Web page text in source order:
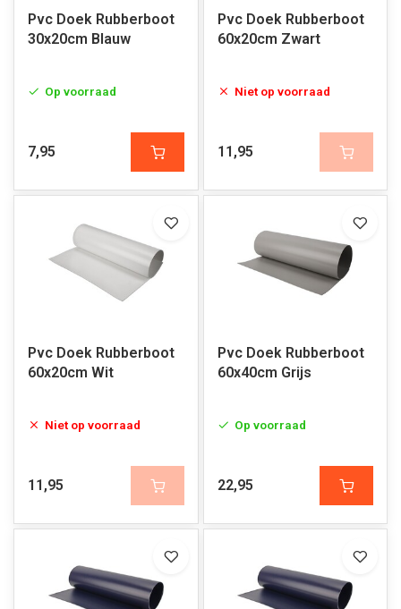
Pvc Doek Rubberboot
30x20cm Blauw
Op voorraad
7,95
Pvc Doek Rubberboot
60x20cm Zwart
Niet op voorraad
11,95
Pvc Doek Rubberboot
60x20cm Wit
Niet op voorraad
11,95
Pvc Doek Rubberboot
60x40cm Grijs
Op voorraad
22,95